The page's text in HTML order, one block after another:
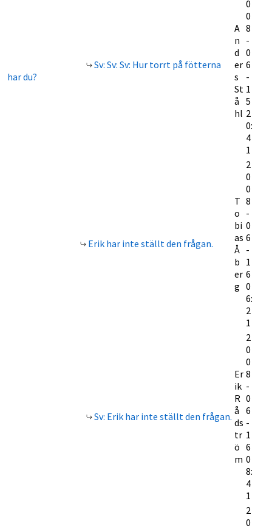
Sv: Sv: Sv: Hur torrt på fötterna
har du?
A
n
d
er
s
St
å
hl
0
0
8
-
0
6
-
1
5
2
0:
4
1
Erik har inte ställt den frågan.
T
o
bi
as
Å
b
er
g
2
0
0
8
-
0
6
-
1
6
0
6:
2
1
Sv: Erik har inte ställt den frågan.
Er
ik
R
å
ds
tr
ö
m
2
0
0
8
-
0
6
-
1
6
0
8:
4
1
2
0